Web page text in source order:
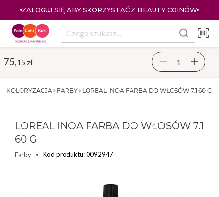
ZALOGUJ SIĘ ABY SKORZYSTAĆ Z BEAUTY COINÓW
LOREAL INOA FARBA DO WŁOSÓW 7.1 60 G
FARBY
KOLORYZACJA
LOREAL INOA FARBA DO WŁOSÓW 7.1
60 G
Farby Kod produktu: 0092947
75, 15 zł